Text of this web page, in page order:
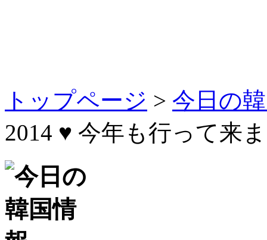
トップページ > 今日の
2014 ♥ 今年も行って来